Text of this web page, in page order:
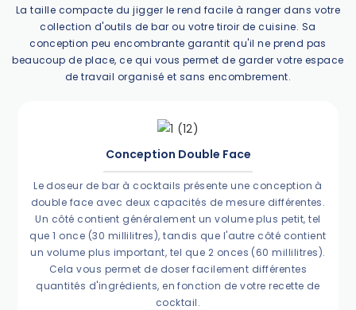
La taille compacte du jigger le rend facile à ranger dans votre
collection d'outils de bar ou votre tiroir de cuisine. Sa
conception peu encombrante garantit qu'il ne prend pas
beaucoup de place, ce qui vous permet de garder votre espace
de travail organisé et sans encombrement.
Conception Double Face
Le doseur de bar à cocktails présente une conception à
double face avec deux capacités de mesure différentes.
Un côté contient généralement un volume plus petit, tel
que 1 once (30 millilitres), tandis que l'autre côté contient
un volume plus important, tel que 2 onces (60 millilitres).
Cela vous permet de doser facilement différentes
quantités d'ingrédients, en fonction de votre recette de
cocktail.